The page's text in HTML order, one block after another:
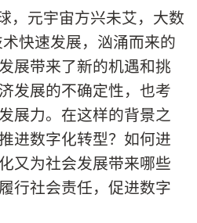
，元宇宙方兴未艾，大数
快速发展，汹涌而来的
展带来了新的机遇和挑
发展的不确定性，也考
展力。在这样的背景之
进数字化转型？如何进
又为社会发展带来哪些
行社会责任，促进数字